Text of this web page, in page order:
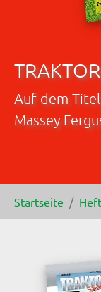
Auf dem
Massey
Startseite